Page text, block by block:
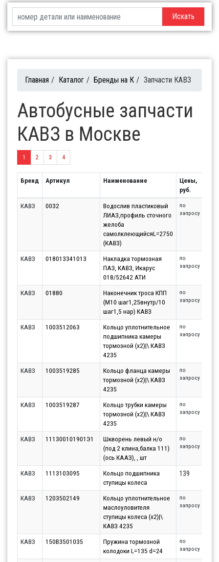
Искать
Главная / Каталог / Бренды на К / Запчасти КАВЗ
Автобусные запчасти
КАВЗ в Москве
1 2 3 4
Бренд Артикул Наименование
Цены,
руб.
КАВЗ 0032
Водослив пластиковый
ЛИАЗ,профиль сточного
желоба
самолклеющийсяL=2750
(КАВЗ)
по
запросу
КАВЗ 018013341013
Накладка тормозная
ПАЗ, КАВЗ, Икарус
018/52642 АТИ
по
запросу
КАВЗ 01880
Наконечник троса КПП
(М10 шаг1,25внутр/10
шаг1,5 нар) КАВЗ
по
запросу
КАВЗ 1003512063
Кольцо уплотнительное
подшипника камеры
тормозной (x2)|\ КАВЗ
4235
по
запросу
КАВЗ 1003519285
Кольцо фланца камеры
тормозной (x2)|\ КАВЗ
4235
по
запросу
КАВЗ 1003519287
Кольцо трубки камеры
тормозной (x2)|\ КАВЗ
4235
по
запросу
КАВЗ 111300101901Э1
Шкворень левый н/о
(под 2 клина,балка 111)
(ось КААЗ), , шт
по
запросу
КАВЗ 1113103095
Кольцо подшипника
ступицы колеса
139
КАВЗ 1203502149
Кольцо уплотнительное
маслоуловителя
ступицы колеса (x2)|\
КАВЗ 4235
по
запросу
КАВЗ 150B3501035
Пружина тормозной
колодоки L=135 d=24
по
запросу